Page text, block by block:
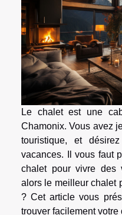
Le chalet est une
Chamonix. Vous avez
touristique, et
vacances. Il vous faut
chalet pour vivre des
alors le meilleur chalet
? Cet article vous
trouver facilement votre